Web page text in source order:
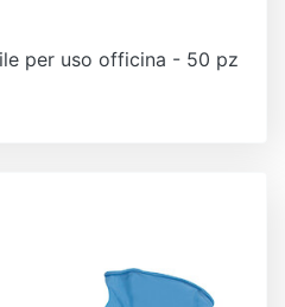
per uso officina - 50 pz